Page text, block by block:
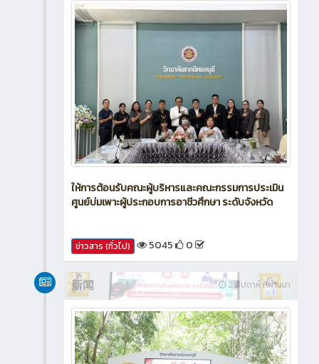
ให้การต้อนรับคณะผู้บริหารและคณะกรรมการประเมิน
ศูนย์บ่มเพาะผู้ประกอบการอาชีวศึกษา ระดับจังหวัด
ข่าวสาร (ทั่วไป) 5045 0
2 สัปดาห์ ที่ผ่านมา
新闻